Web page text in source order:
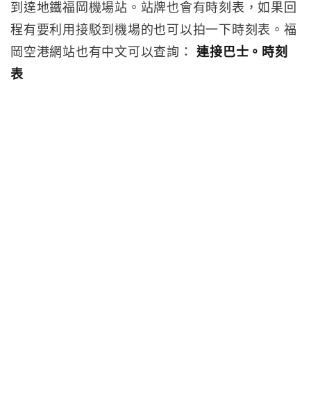
到達地鐵福岡機場站。站牌也會有時刻表，如果回
程有要利用接駁到機場的也可以拍一下時刻表。福
岡空港網站也有中文可以查詢：
連接巴士。時刻
表